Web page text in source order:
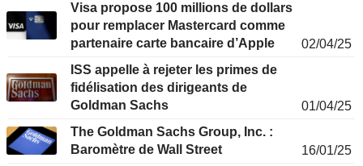
Visa propose 100 millions de dollars
pour remplacer Mastercard comme
partenaire carte bancaire d’Apple
02/04/25
ISS appelle à rejeter les primes de
fidélisation des dirigeants de
Goldman Sachs
01/04/25
The Goldman Sachs Group, Inc. :
Baromètre de Wall Street
16/01/25